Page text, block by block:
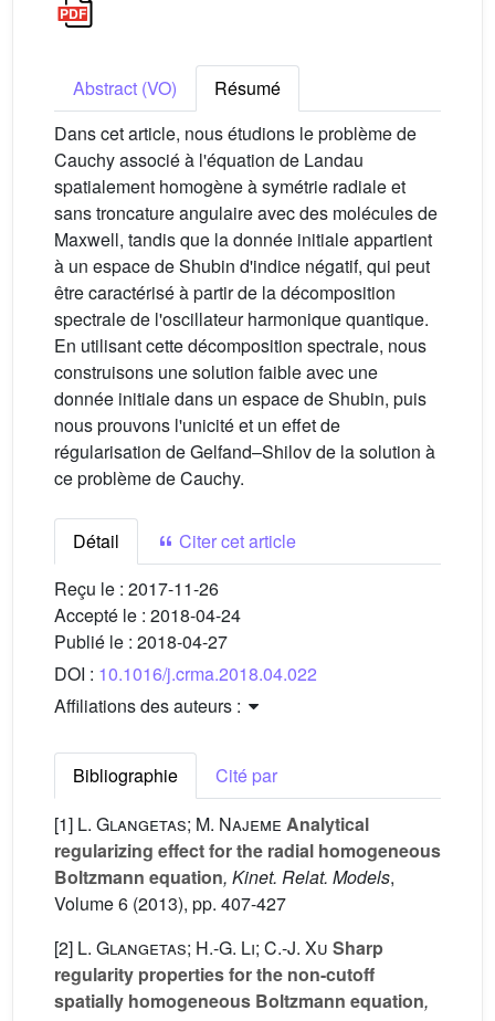
Abstract (VO)
Résumé
Dans cet article, nous étudions le problème de
Cauchy associé à l'équation de Landau
spatialement homogène à symétrie radiale et
sans troncature angulaire avec des molécules de
Maxwell, tandis que la donnée initiale appartient
à un espace de Shubin d'indice négatif, qui peut
être caractérisé à partir de la décomposition
spectrale de l'oscillateur harmonique quantique.
En utilisant cette décomposition spectrale, nous
construisons une solution faible avec une
donnée initiale dans un espace de Shubin, puis
nous prouvons l'unicité et un effet de
régularisation de Gelfand–Shilov de la solution à
ce problème de Cauchy.
Détail
Citer cet article
Reçu le : 2017-11-26
Accepté le : 2018-04-24
Publié le : 2018-04-27
DOI : 10.1016/j.crma.2018.04.022
Affiliations des auteurs :
Bibliographie
Cité par
[1] L. Glangetas; M. Najeme Analytical
regularizing effect for the radial homogeneous
Boltzmann equation, Kinet. Relat. Models,
Volume 6 (2013), pp. 407-427
[2] L. Glangetas; H.-G. Li; C.-J. Xu Sharp
regularity properties for the non-cutoff
spatially homogeneous Boltzmann equation,